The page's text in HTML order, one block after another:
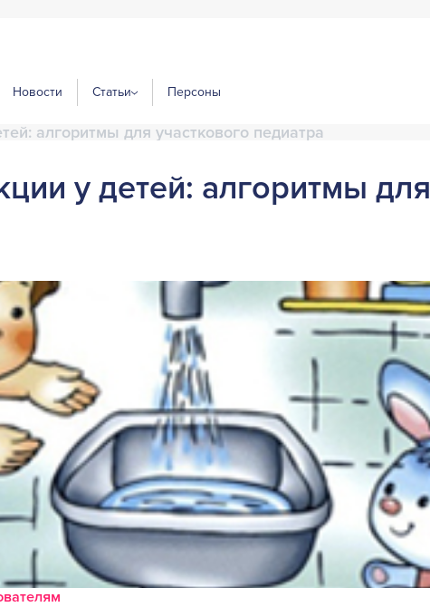
Новости Статьи Персоны
алгоритмы для участкового педиатра
у детей: алгоритмы для